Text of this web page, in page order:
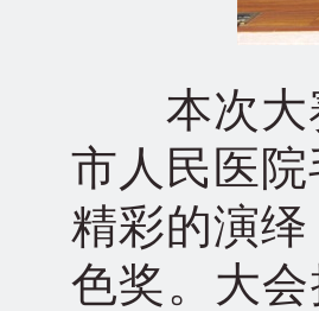
本次大赛
市人民医
精彩的演绎
色奖。大